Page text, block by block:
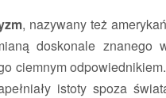
, nazywany też
doskonale znanego
ciemnym
istoty spoza